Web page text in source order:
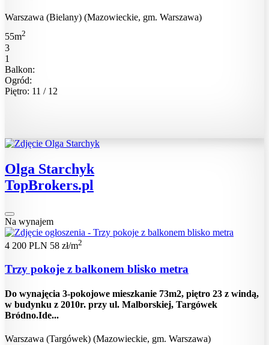
Warszawa (Bielany) (Mazowieckie, gm. Warszawa)
55m2
3
1
Balkon:
Ogród:
Piętro: 11 / 12
Olga Starchyk
TopBrokers.pl
Na wynajem
4 200 PLN 58 zł/m2
Trzy pokoje z balkonem blisko metra
Do wynajęcia 3-pokojowe mieszkanie 73m2, piętro 23 z windą,
w budynku z 2010r. przy ul. Malborskiej, Targówek
Bródno.Ide...
Warszawa (Targówek) (Mazowieckie, gm. Warszawa)